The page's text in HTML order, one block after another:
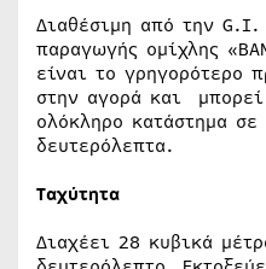
Διαθέσιμη από την
παραγωγής ομίχλης
είναι το γρηγορότερο
στην αγορά και
ολόκληρο κατάστημα σε
δευτερόλεπτα.
Ταχύτητα
Διαχέει 28 κυβικά